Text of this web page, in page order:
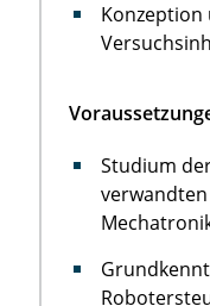
Konzeption
Studium
verwandten